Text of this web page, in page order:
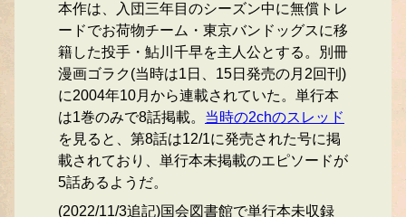
本作は、入団三年目のシーズン中に無償トレ
ードでお荷物チーム・東京バンドッグスに移
籍した投手・鮎川千早を主人公とする。別冊
漫画ゴラク(当時は1日、15日発売の月2回刊)
に2004年10月から連載されていた。単行本
は1巻のみで8話掲載。 当時の2chのスレッド
を見ると、第8話は12/1に発売された号に掲
載されており、単行本未掲載のエピソードが
5話あるようだ。
(2022/11/3追記)国会図書館で単行本未収録